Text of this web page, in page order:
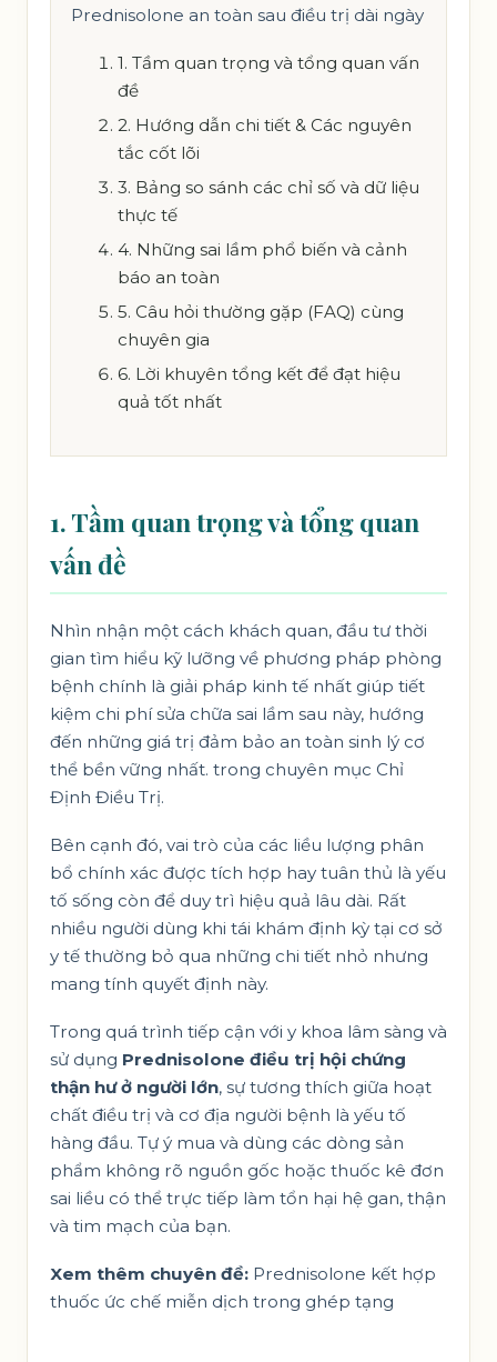
Prednisolone an toàn sau điều trị dài ngày
1. Tầm quan trọng và tổng quan vấn
đề
2. Hướng dẫn chi tiết & Các nguyên
tắc cốt lõi
3. Bảng so sánh các chỉ số và dữ liệu
thực tế
4. Những sai lầm phổ biến và cảnh
báo an toàn
5. Câu hỏi thường gặp (FAQ) cùng
chuyên gia
6. Lời khuyên tổng kết để đạt hiệu
quả tốt nhất
1. Tầm quan trọng và tổng quan
vấn đề
Nhìn nhận một cách khách quan, đầu tư thời
gian tìm hiểu kỹ lưỡng về phương pháp phòng
bệnh chính là giải pháp kinh tế nhất giúp tiết
kiệm chi phí sửa chữa sai lầm sau này, hướng
đến những giá trị đảm bảo an toàn sinh lý cơ
thể bền vững nhất. trong chuyên mục Chỉ
Định Điều Trị.
Bên cạnh đó, vai trò của các liều lượng phân
bổ chính xác được tích hợp hay tuân thủ là yếu
tố sống còn để duy trì hiệu quả lâu dài. Rất
nhiều người dùng khi tái khám định kỳ tại cơ sở
y tế thường bỏ qua những chi tiết nhỏ nhưng
mang tính quyết định này.
Trong quá trình tiếp cận với y khoa lâm sàng và
sử dụng Prednisolone điều trị hội chứng
thận hư ở người lớn, sự tương thích giữa hoạt
chất điều trị và cơ địa người bệnh là yếu tố
hàng đầu. Tự ý mua và dùng các dòng sản
phẩm không rõ nguồn gốc hoặc thuốc kê đơn
sai liều có thể trực tiếp làm tổn hại hệ gan, thận
và tim mạch của bạn.
Xem thêm chuyên đề: Prednisolone kết hợp
thuốc ức chế miễn dịch trong ghép tạng